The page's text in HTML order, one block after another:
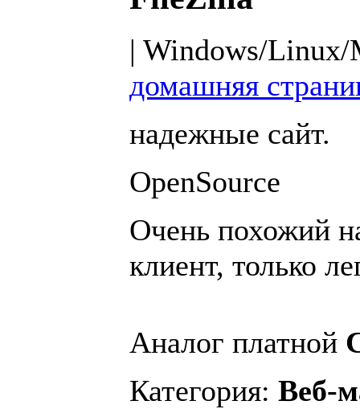
| Windows/Linux/
домашняя
надежные сайт.
OpenSource
Очень похожий
клиент, только
Аналог платной
Категория: Веб-